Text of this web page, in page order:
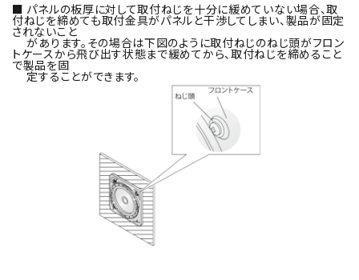
■ パネルの板厚に対して取付ねじを十分に緩めていない場合、取
付ねじを締めても取付金具がパネルと干渉してしまい、製品が固定
されないこと
があります。その場合は下図のように取付ねじのねじ頭がフロン
トケースから飛び出す状態まで緩めてから、取付ねじを締めること
で製品を固
定することができます。